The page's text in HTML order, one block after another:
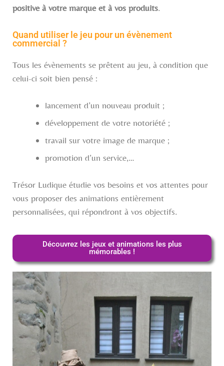
positive à votre marque et à vos produits.
Quand utiliser le jeu pour un évènement
commercial ?
Tous les évènements se prêtent au jeu, à condition que
celui-ci soit bien pensé :
lancement d’un nouveau produit ;
développement de votre notoriété ;
travail sur votre image de marque ;
promotion d’un service,…
Trésor Ludique étudie vos besoins et vos attentes pour
vous proposer des animations entièrement
personnalisées, qui répondront à vos objectifs.
Découvrez les jeux et animations les plus
mémorables !